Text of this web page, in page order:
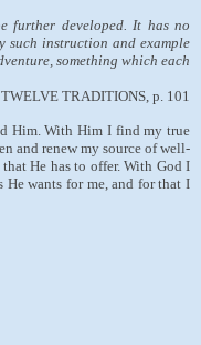
further developed. It has no
such instruction and example
something which each
TRADITIONS, p. 101
Him. With Him I find my true
and renew my source of well-
He has to offer. With God I
He wants for me, and for that I